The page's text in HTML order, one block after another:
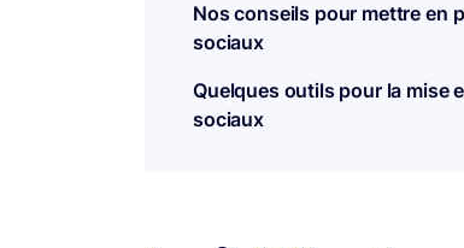
Nos conseils pour mettre en
sociaux
Quelques outils pour la mise
sociaux